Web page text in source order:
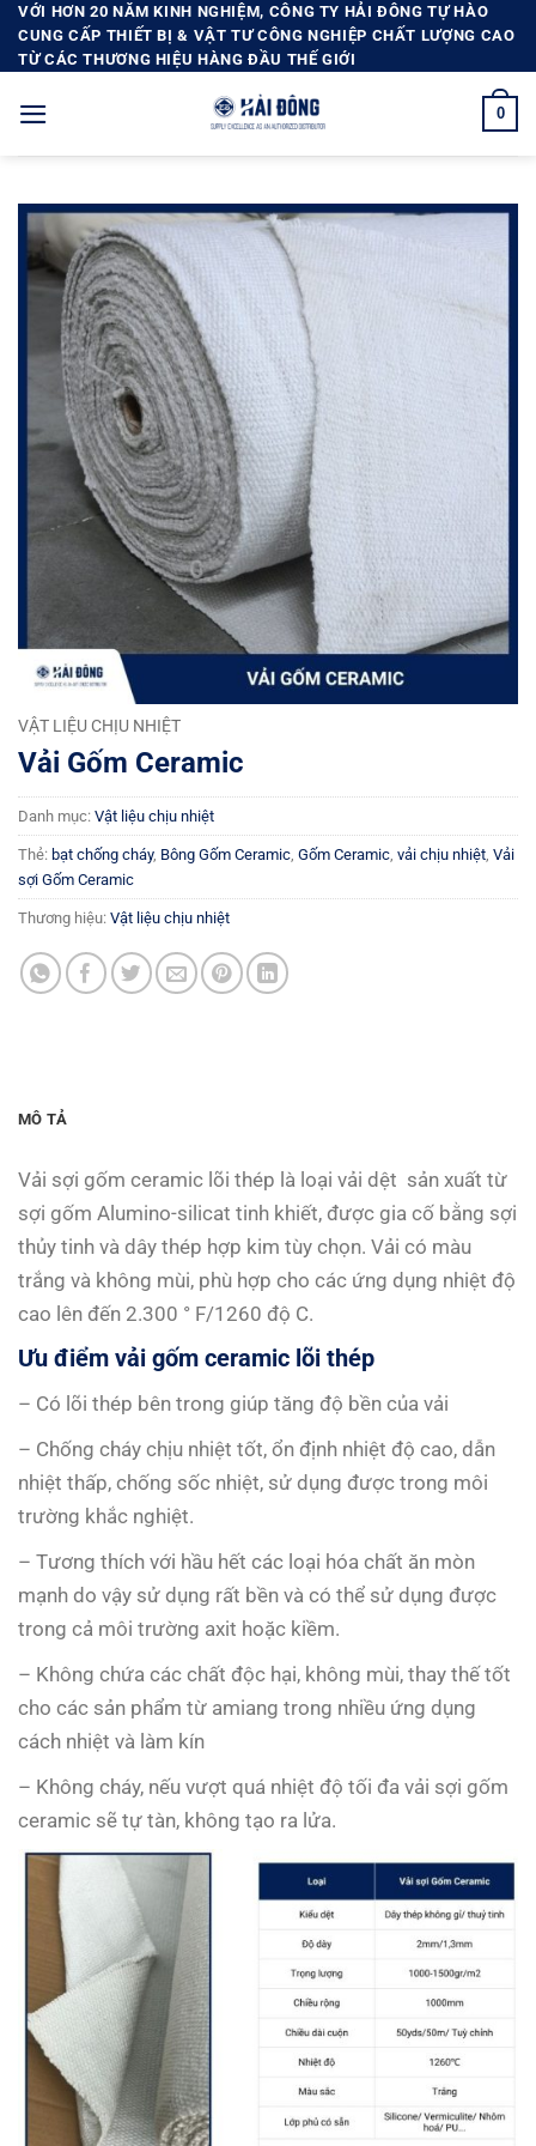
Bỏ
qua
nội
dung
VỚI HƠN 20 NĂM KINH NGHIỆM, CÔNG TY HẢI ĐÔNG TỰ HÀO
CUNG CẤP THIẾT BỊ & VẬT TƯ CÔNG NGHIỆP CHẤT LƯỢNG CAO
TỪ CÁC THƯƠNG HIỆU HÀNG ĐẦU THẾ GIỚI
0
VẬT LIỆU CHỊU NHIỆT
Vải Gốm Ceramic
Danh mục: Vật liệu chịu nhiệt
Thẻ: bạt chống cháy, Bông Gốm Ceramic Gốm Ceramic vải chịu nhiệt Vải
sợi Gốm Ceramic
Thương hiệu: Vật liệu chịu nhiệt
MÔ TẢ
Vải sợi gốm ceramic lõi thép là loại vải dệt sản xuất từ
sợi gốm Alumino-silicat tinh khiết, được gia cố bằng sợi
thủy tinh và dây thép hợp kim tùy chọn. Vải có màu
trắng và không mùi, phù hợp cho các ứng dụng nhiệt độ
cao lên đến 2.300 ° F/1260 độ C.
Ưu điểm vải gốm ceramic lõi thép
– Có lõi thép bên trong giúp tăng độ bền của vải
– Chống cháy chịu nhiệt tốt, ổn định nhiệt độ cao, dẫn
nhiệt thấp, chống sốc nhiệt, sử dụng được trong môi
trường khắc nghiệt.
– Tương thích với hầu hết các loại hóa chất ăn mòn
mạnh do vậy sử dụng rất bền và có thể sử dụng được
trong cả môi trường axit hoặc kiềm.
– Không chứa các chất độc hại, không mùi, thay thế tốt
cho các sản phẩm từ amiang trong nhiều ứng dụng
cách nhiệt và làm kín
– Không cháy, nếu vượt quá nhiệt độ tối đa vải sợi gốm
ceramic sẽ tự tàn, không tạo ra lửa.